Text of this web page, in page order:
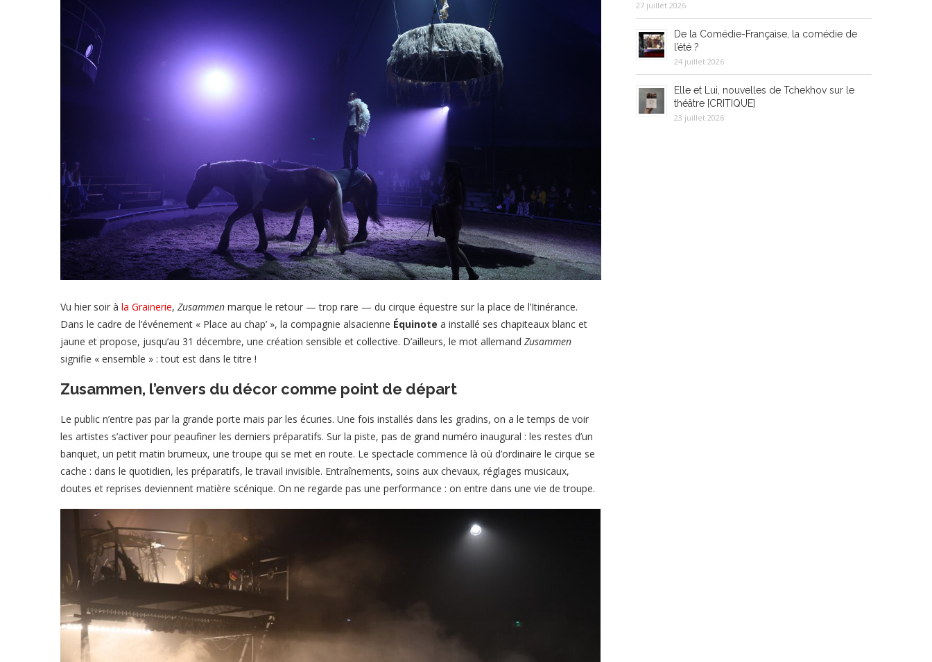
Vu hier soir à la Grainerie, Zusammen marque le retour — trop rare — du cirque équestre sur la place de l’Itinérance.
Dans le cadre de l’événement « Place au chap’ », la compagnie alsacienne Équinote a installé ses chapiteaux blanc et
jaune et propose, jusqu’au 31 décembre, une création sensible et collective. D’ailleurs, le mot allemand Zusammen
signifie « ensemble » : tout est dans le titre !
Zusammen, l’envers du décor comme point de départ
Le public n’entre pas par la grande porte mais par les écuries. Une fois installés dans les gradins, on a le temps de voir
les artistes s’activer pour peaufiner les derniers préparatifs. Sur la piste, pas de grand numéro inaugural : les restes d’un
banquet, un petit matin brumeux, une troupe qui se met en route. Le spectacle commence là où d’ordinaire le cirque se
cache : dans le quotidien, les préparatifs, le travail invisible. Entraînements, soins aux chevaux, réglages musicaux,
doutes et reprises deviennent matière scénique. On ne regarde pas une performance : on entre dans une vie de troupe.
27 juillet 2026
De la Comédie-Française, la comédie de
l’été ?
24 juillet 2026
Elle et Lui, nouvelles de Tchekhov sur le
théâtre [CRITIQUE]
23 juillet 2026